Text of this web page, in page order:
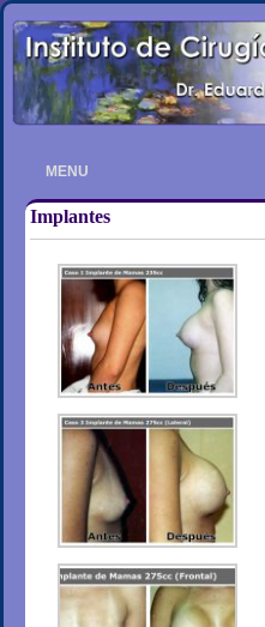
MENU
Implantes